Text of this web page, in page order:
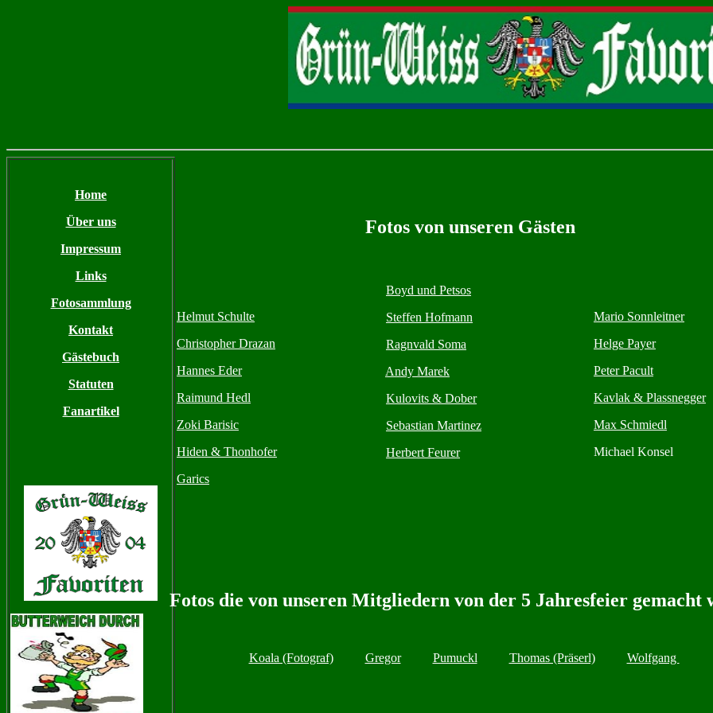
Home
Über uns
Impressum
Links
Fotosammlung
Kontakt
Gästebuch
Statuten
Fanartikel
Fotos die von unseren Mitgliedern von der 5 Jahresfeier gemacht
Koala (Fotograf) Gregor Pumuckl Thomas (Präserl) Wolfgang
Fotos von unseren Gästen
Mario Sonnleitner
Helge Payer
Peter Pacult
Kavlak & Plassnegger
Max Schmiedl
Michael Konsel
Boyd und Petsos
Steffen Hofmann
Ragnvald Soma
Andy Marek
Kulovits & Dober
Sebastian Martinez
Herbert Feurer
Helmut Schulte
Christopher Drazan
Hannes Eder
Raimund Hedl
Zoki Barisic
Hiden & Thonhofer
Garics